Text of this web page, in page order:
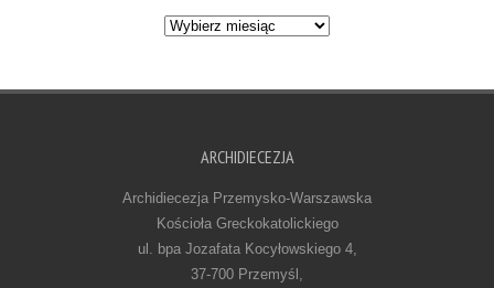
Archiwum
ARCHIDIECEZJA
Archidiecezja Przemysko-Warszawska
Kościoła Greckokatolickiego
ul. bpa Jozafata Kocyłowskiego 4,
37-700 Przemyśl,